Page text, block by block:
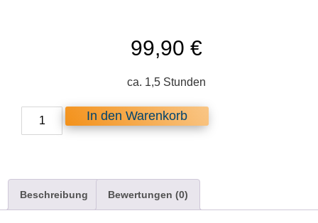
99,90 €
ca. 1,5 Stunden
Abstand
was
Neues
In den Warenkorb
Beschreibung Bewertungen (0)